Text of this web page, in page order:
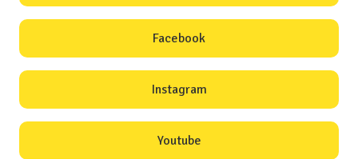
Facebook
Instagram
Youtube